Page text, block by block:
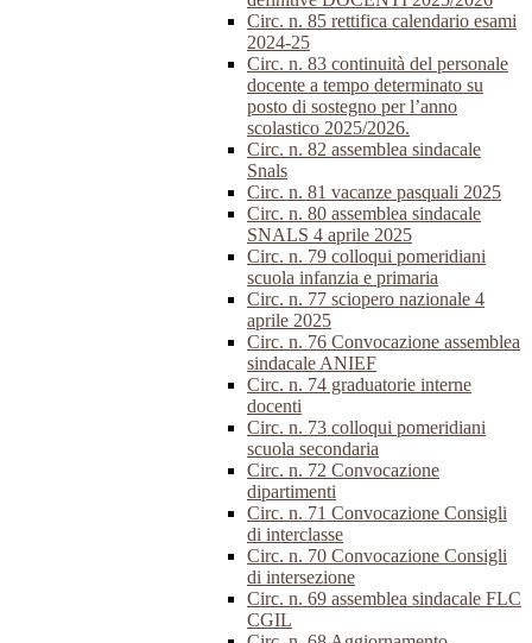
Circ. n. 85 rettifica calendario esami
2024-25
Circ. n. 83 continuità del personale
docente a tempo determinato su
posto di sostegno per l’anno
scolastico 2025/2026.
Circ. n. 82 assemblea sindacale
Snals
Circ. n. 81 vacanze pasquali 2025
Circ. n. 80 assemblea sindacale
SNALS 4 aprile 2025
Circ. n. 79 colloqui pomeridiani
scuola infanzia e primaria
Circ. n. 77 sciopero nazionale 4
aprile 2025
Circ. n. 76 Convocazione assemblea
sindacale ANIEF
Circ. n. 74 graduatorie interne
docenti
Circ. n. 73 colloqui pomeridiani
scuola secondaria
Circ. n. 72 Convocazione
dipartimenti
Circ. n. 71 Convocazione Consigli
di interclasse
Circ. n. 70 Convocazione Consigli
di intersezione
Circ. n. 69 assemblea sindacale FLC
CGIL